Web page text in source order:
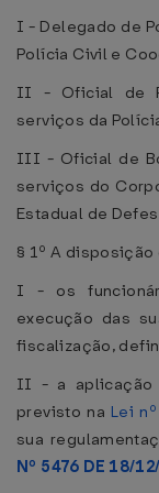
I - Delegado de
Polícia Civil e
II - Oficial de
serviços da
III - Oficial de
serviços do
Estadual de
§ 1º A
I - os
execução das
fiscalização,
II - a aplicação
previsto na Lei
sua
Nº 5476 DE 18/